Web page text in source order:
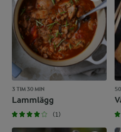
3 TIM 30 MIN
Lammlägg
(1)